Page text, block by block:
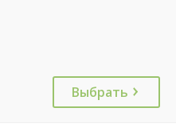
Выбрать